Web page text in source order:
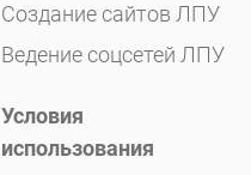
Создание сайтов ЛПУ
Ведение соцсетей ЛПУ
Условия
использования